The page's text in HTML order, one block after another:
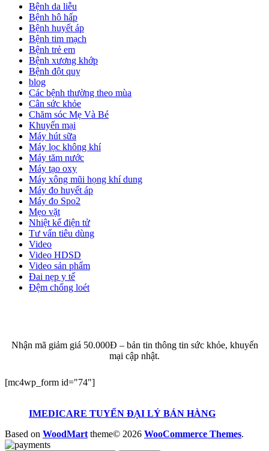
Bệnh da liễu
Bệnh hô hấp
Bệnh huyết áp
Bệnh tim mạch
Bệnh trẻ em
Bệnh xương khớp
Bệnh đột quỵ
blog
Các bệnh thường theo mùa
Cân sức khỏe
Chăm sóc Mẹ Và Bé
Khuyến mại
Máy hút sữa
Máy lọc không khí
Máy tăm nước
Máy tạo oxy
Máy xông mũi họng khí dung
Máy đo huyết áp
Máy đo Spo2
Mẹo vặt
Nhiệt kế điện tử
Tư vấn tiêu dùng
Video
Video HDSD
Video sản phẩm
Đai nẹp y tế
Đệm chống loét
Nhận mã giảm giá 50.000Đ – bản tin thông tin sức khỏe, khuyến
mại cập nhật.
[mc4wp_form id="74"]
IMEDICARE TUYỂN ĐẠI LÝ BÁN HÀNG
Based on WoodMart theme© 2026 WooCommerce Themes.